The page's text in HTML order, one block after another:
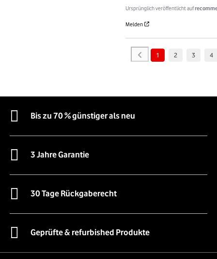
Ursprünglich veröffentlicht auf
Melden
1 2 3 4
Bis zu 70 % günstiger als neu
3 Jahre Garantie
30 Tage Rückgaberecht
Geprüfte & refurbished Produkte